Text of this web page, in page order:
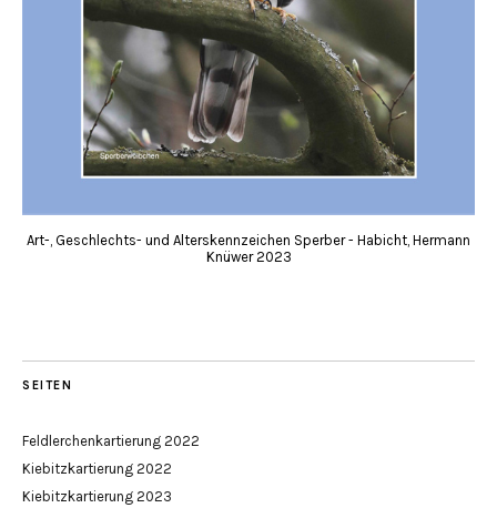
Art-, Geschlechts- und Alterskennzeichen Sperber - Habicht, Hermann
Knüwer 2023
SEITEN
Feldlerchenkartierung 2022
Kiebitzkartierung 2022
Kiebitzkartierung 2023